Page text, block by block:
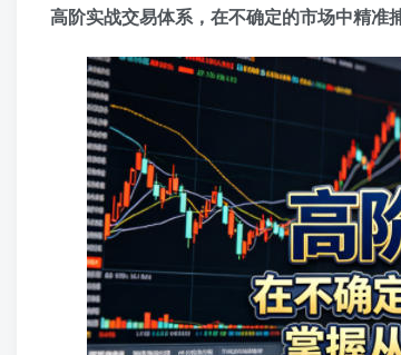
高阶实战交易体系，在不确定的市场中精准